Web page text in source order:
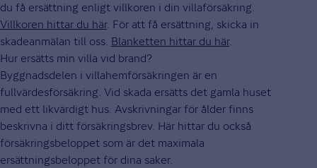
du få ersättning enligt villkoren i din villaförsäkring.
Villkoren hittar du här. För att få ersättning, skicka in
skadeanmälan till oss. Blanketten hittar du här.
Hur ersätts min villa vid brand?
Byggnadsdelen i villahemförsäkringen är en
fullvärdesförsäkring. Vid skada ersätts det gamla huset
med ett likvärdigt hus. Avskrivningar för ålder finns
beskrivna i ditt försäkringsbrev. Här hittar du också
försäkringsbeloppet som är det maximala
ersättningsbeloppet för dina saker.